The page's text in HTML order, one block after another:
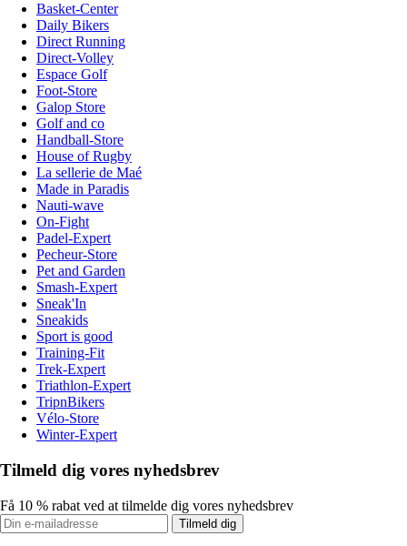
Basket-Center
Daily Bikers
Direct Running
Direct-Volley
Espace Golf
Foot-Store
Galop Store
Golf and co
Handball-Store
House of Rugby
La sellerie de Maé
Made in Paradis
Nauti-wave
On-Fight
Padel-Expert
Pecheur-Store
Pet and Garden
Smash-Expert
Sneak'In
Sneakids
Sport is good
Training-Fit
Trek-Expert
Triathlon-Expert
TripnBikers
Vélo-Store
Winter-Expert
Tilmeld dig vores nyhedsbrev
Få 10 % rabat ved at tilmelde dig vores nyhedsbrev
Tilmeld dig